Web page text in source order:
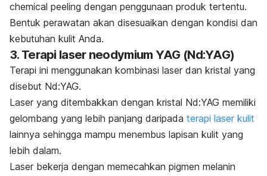
chemical peeling dengan penggunaan produk tertentu.
Bentuk perawatan akan disesuaikan dengan kondisi dan
kebutuhan kulit Anda.
3. Terapi laser neodymium YAG (Nd:YAG)
Terapi ini menggunakan kombinasi laser dan kristal yang
disebut Nd:YAG.
Laser yang ditembakkan dengan kristal Nd:YAG memiliki
gelombang yang lebih panjang daripada terapi laser kulit
lainnya sehingga mampu menembus lapisan kulit yang
lebih dalam.
Laser bekerja dengan memecahkan pigmen melanin